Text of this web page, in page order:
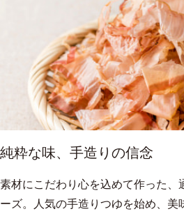
純粋な味、手造りの信念
素材にこだわり心を込めて作った、
ーズ。人気の手造りつゆを始め、美